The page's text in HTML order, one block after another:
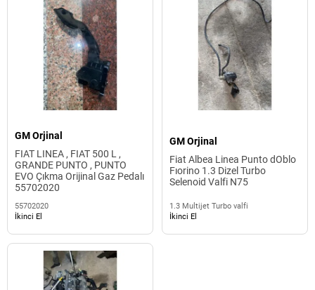
GM Orjinal
FIAT LINEA , FIAT 500 L ,
GRANDE PUNTO , PUNTO
EVO Çıkma Orijinal Gaz Pedalı
55702020
55702020
İkinci El
GM Orjinal
Fiat Albea Linea Punto dOblo
Fıorino 1.3 Dizel Turbo
Selenoid Valfi N75
1.3 Multijet Turbo valfi
İkinci El